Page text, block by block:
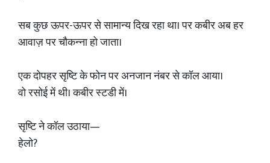
सब कुछ ऊपर-ऊपर से सामान्य दिख रहा था। पर कबीर अब हर
आवाज़ पर चौकन्ना हो जाता।
एक दोपहर सृष्टि के फोन पर अनजान नंबर से कॉल आया।
वो रसोई में थी। कबीर स्टडी में।
सृष्टि ने कॉल उठाया—
हेलो?